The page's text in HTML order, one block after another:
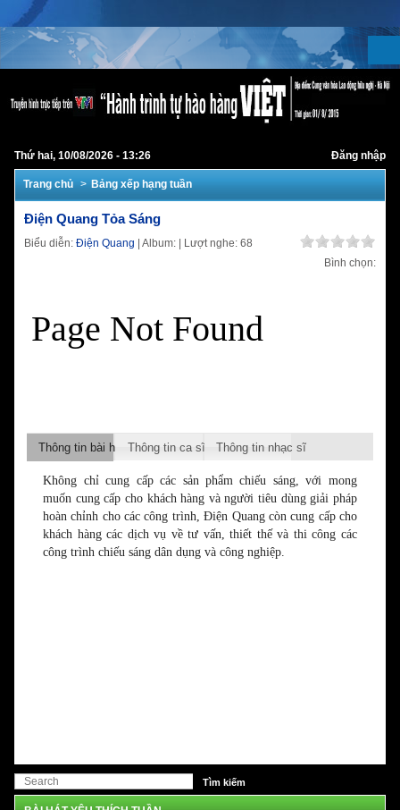
Thứ hai, 10/08/2026 - 13:26 Đăng nhập
Trang chủ Bảng xếp hạng tuần
Điện Quang Tỏa Sáng
Biểu diễn: Điện Quang | Album: | Lượt nghe: 68
Bình chọn:
Thông tin bài hát Thông tin ca sĩ Thông tin nhạc sĩ
Không chỉ cung cấp các sản phẩm chiếu sáng, với mong
muốn cung cấp cho khách hàng và người tiêu dùng giải pháp
hoàn chỉnh cho các công trình, Điện Quang còn cung cấp cho
khách hàng các dịch vụ về tư vấn, thiết thế và thi công các
công trình chiếu sáng dân dụng và công nghiệp.